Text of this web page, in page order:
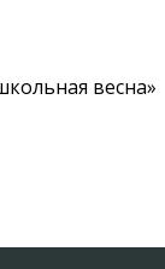
весна»